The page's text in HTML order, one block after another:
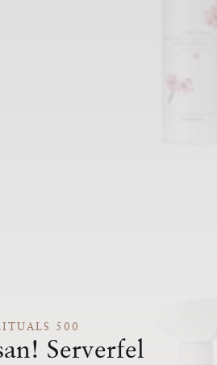
500
Serverfel